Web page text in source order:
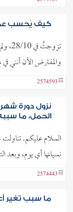
كيف يُحسب عمر
والمفترض الآن أنني
2574593
نزول دورة
الحمل، ما
نسيانها أي يوم،
2574443
ما سبب تغير